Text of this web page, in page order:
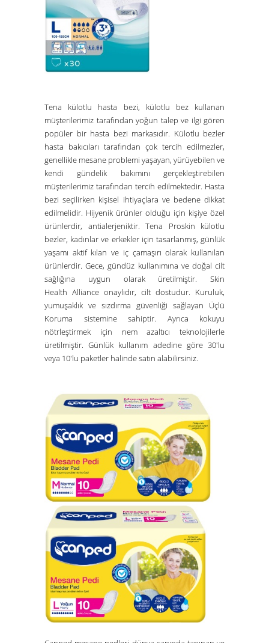
Tena külotlu hasta bezi, külotlu bez kullanan
müşterilerimiz tarafından yoğun talep ve ilgi gören
popüler bir hasta bezi markasıdır. Külotlu bezler
hasta bakıcıları tarafından çok tercih edilmezler,
genellikle mesane problemi yaşayan, yürüyebilen ve
kendi gündelik bakımını gerçekleştirebilen
müşterilerimiz tarafından tercih edilmektedir. Hasta
bezi seçilirken kişisel ihtiyaçlara ve bedene dikkat
edilmelidir. Hijyenik ürünler olduğu için kişiye özel
ürünlerdir, antialerjeniktir. Tena Proskin külotlu
bezler, kadınlar ve erkekler için tasarlanmış, günlük
yaşamı aktif kılan ve iç çamaşırı olarak kullanılan
ürünlerdir. Gece, gündüz kullanımına ve doğal cilt
sağlığına uygun olarak üretilmiştir. Skin
Health Alliance onaylıdır, cilt dostudur. Kuruluk,
yumuşaklık ve sızdırma güvenliği sağlayan Üçlü
Koruma sistemine sahiptir. Ayrıca kokuyu
nötrleştirmek için nem azaltıcı teknolojilerle
üretilmiştir. Günlük kullanım adedine göre 30'lu
veya 10'lu paketler halinde satın alabilirsiniz.